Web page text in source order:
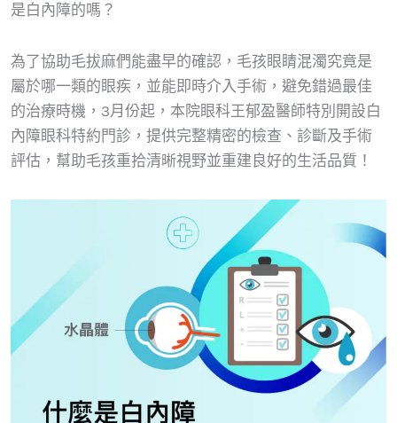
是白內障的嗎？
為了協助毛拔麻們能盡早的確認，毛孩眼睛混濁究竟是
屬於哪一類的眼疾，並能即時介入手術，避免錯過最佳
的治療時機，3月份起，本院眼科王郁盈醫師特別開設白
內障眼科特約門診，提供完整精密的檢查、診斷及手術
評估，幫助毛孩重拾清晰視野並重建良好的生活品質！